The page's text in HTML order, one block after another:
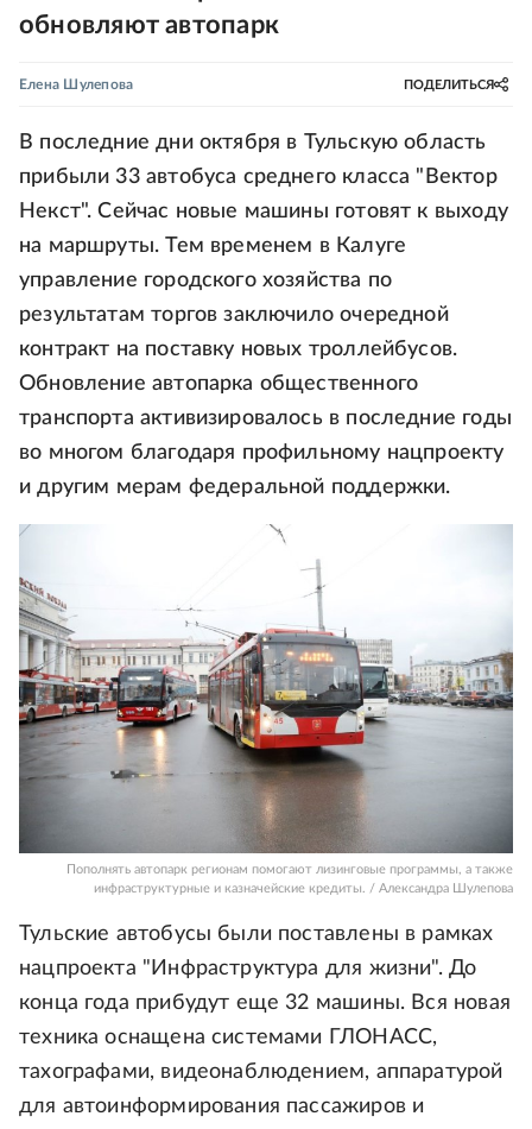
обновляют автопарк
Елена Шулепова ПОДЕЛИТЬСЯ
В последние дни октября в Тульскую область
прибыли 33 автобуса среднего класса "Вектор
Некст". Сейчас новые машины готовят к выходу
на маршруты. Тем временем в Калуге
управление городского хозяйства по
результатам торгов заключило очередной
контракт на поставку новых троллейбусов.
Обновление автопарка общественного
транспорта активизировалось в последние годы
во многом благодаря профильному нацпроекту
и другим мерам федеральной поддержки.
Пополнять автопарк регионам помогают лизинговые программы, а также
инфраструктурные и казначейские кредиты. / Александра Шулепова
Тульские автобусы были поставлены в рамках
нацпроекта "Инфраструктура для жизни". До
конца года прибудут еще 32 машины. Вся новая
техника оснащена системами ГЛОНАСС,
тахографами, видеонаблюдением, аппаратурой
для автоинформирования пассажиров и